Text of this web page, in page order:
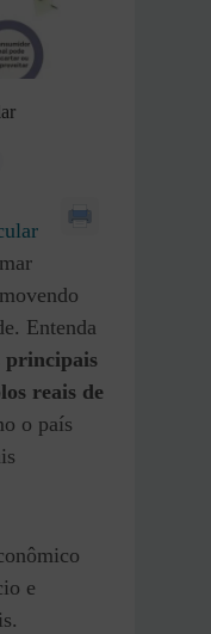
Entenda
principais
reais de
o país
e